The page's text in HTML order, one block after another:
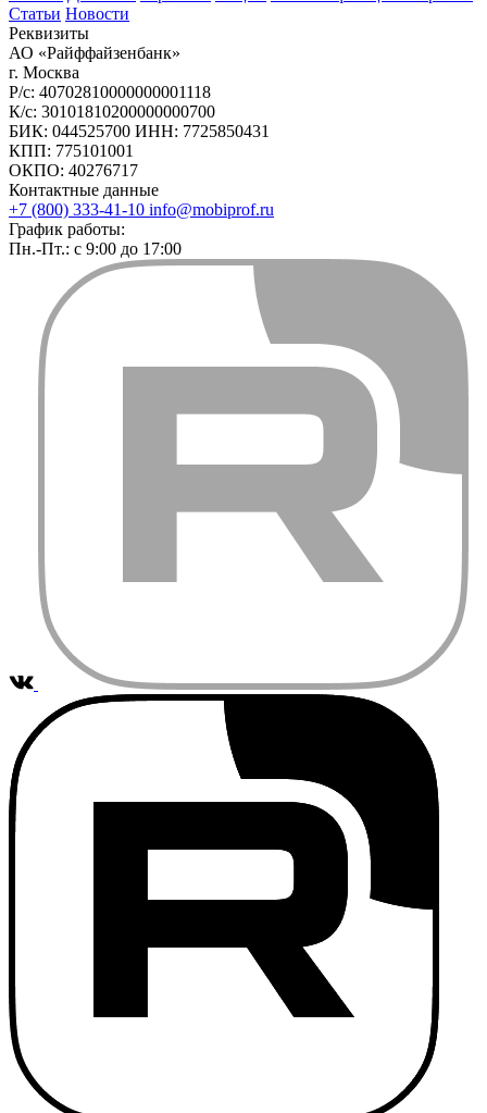
Статьи Новости
Реквизиты
АО «Райффайзенбанк»
г. Москва
Р/с: 40702810000000001118
К/с: 30101810200000000700
БИК: 044525700 ИНН: 7725850431
КПП: 775101001
ОКПО: 40276717
Контактные данные
+7 (800) 333-41-10 info@mobiprof.ru
График работы:
Пн.-Пт.: с 9:00 до 17:00